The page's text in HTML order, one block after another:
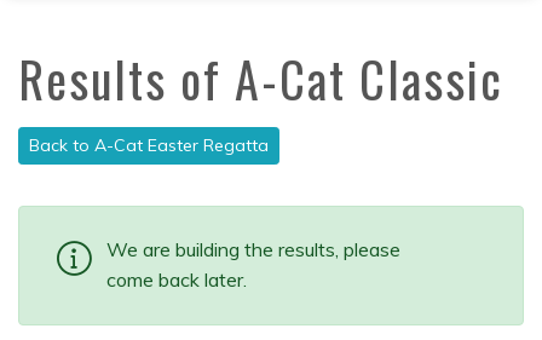
Results of A-Cat Classic
Back to A-Cat Easter Regatta
We are building the results, please
come back later.